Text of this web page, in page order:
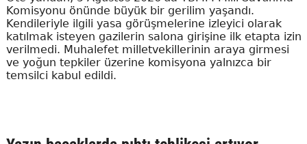
Komisyonu önünde büyük bir gerilim yaşandı.
Kendileriyle ilgili yasa görüşmelerine izleyici olarak
katılmak isteyen gazilerin salona girişine ilk etapta izin
verilmedi. Muhalefet milletvekillerinin araya girmesi
ve yoğun tepkiler üzerine komisyona yalnızca bir
temsilci kabul edildi.